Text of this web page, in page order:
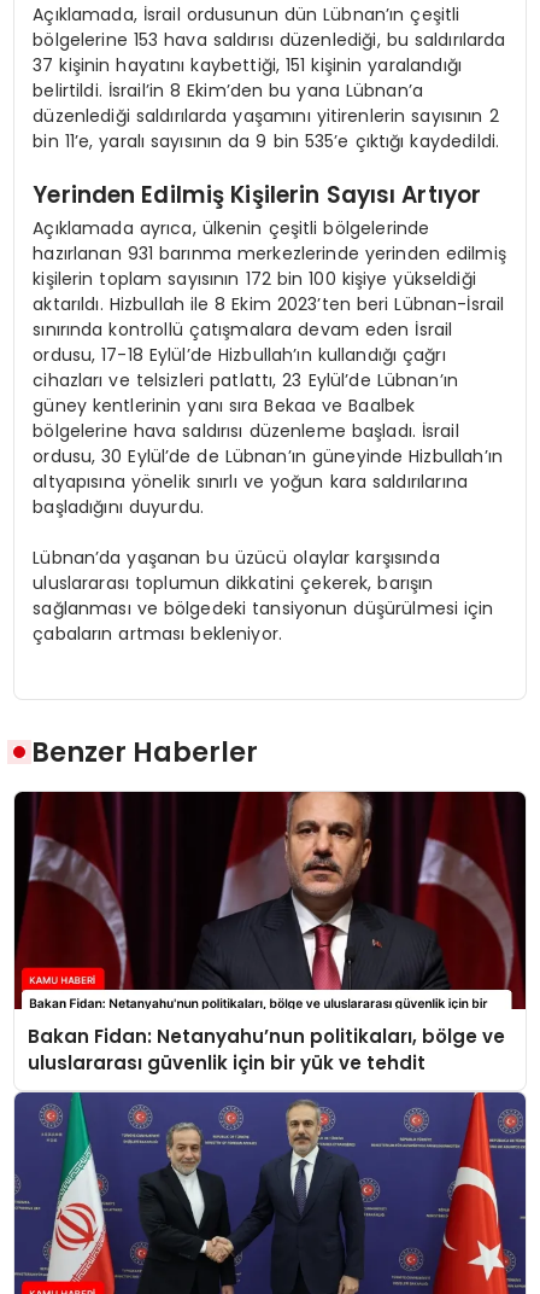
Açıklamada, İsrail ordusunun dün Lübnan’ın çeşitli
bölgelerine 153 hava saldırısı düzenlediği, bu saldırılarda
37 kişinin hayatını kaybettiği, 151 kişinin yaralandığı
belirtildi. İsrail’in 8 Ekim’den bu yana Lübnan’a
düzenlediği saldırılarda yaşamını yitirenlerin sayısının 2
bin 11’e, yaralı sayısının da 9 bin 535’e çıktığı kaydedildi.
Yerinden Edilmiş Kişilerin Sayısı Artıyor
Açıklamada ayrıca, ülkenin çeşitli bölgelerinde
hazırlanan 931 barınma merkezlerinde yerinden edilmiş
kişilerin toplam sayısının 172 bin 100 kişiye yükseldiği
aktarıldı. Hizbullah ile 8 Ekim 2023’ten beri Lübnan-İsrail
sınırında kontrollü çatışmalara devam eden İsrail
ordusu, 17-18 Eylül’de Hizbullah’ın kullandığı çağrı
cihazları ve telsizleri patlattı, 23 Eylül’de Lübnan’ın
güney kentlerinin yanı sıra Bekaa ve Baalbek
bölgelerine hava saldırısı düzenleme başladı. İsrail
ordusu, 30 Eylül’de de Lübnan’ın güneyinde Hizbullah’ın
altyapısına yönelik sınırlı ve yoğun kara saldırılarına
başladığını duyurdu.
Lübnan’da yaşanan bu üzücü olaylar karşısında
uluslararası toplumun dikkatini çekerek, barışın
sağlanması ve bölgedeki tansiyonun düşürülmesi için
çabaların artması bekleniyor.
Benzer Haberler
Bakan Fidan: Netanyahu’nun politikaları, bölge ve
uluslararası güvenlik için bir yük ve tehdit